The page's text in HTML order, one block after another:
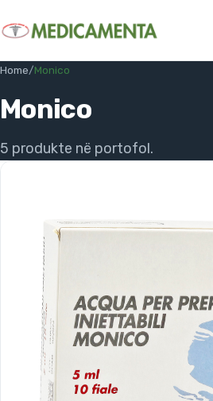
Home/Monico
Monico
5 produkte në portofol.